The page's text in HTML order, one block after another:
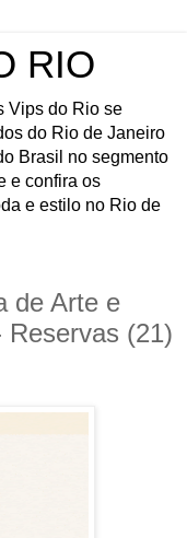
RIO
Vips do Rio se
do Rio de Janeiro
Brasil no segmento
e confira os
e estilo no Rio de
de Arte e
Reservas (21)